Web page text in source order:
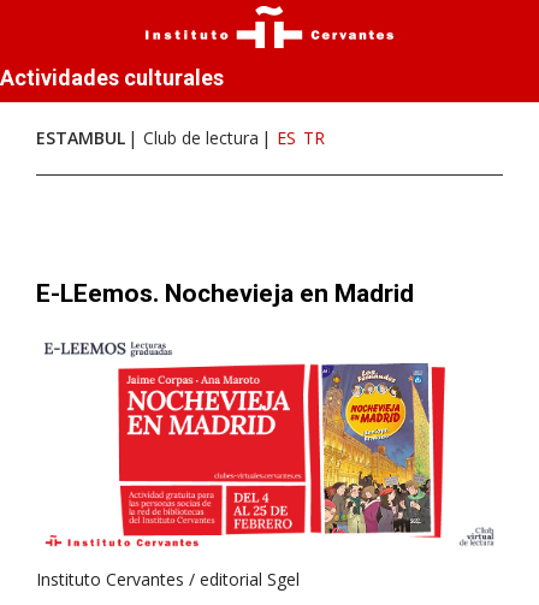
Actividades culturales
ESTAMBUL Club de lectura ES TR
E-LEemos. Nochevieja en Madrid
Instituto Cervantes / editorial Sgel